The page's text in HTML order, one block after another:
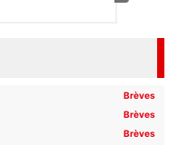
Brèves
Brèves
Brèves